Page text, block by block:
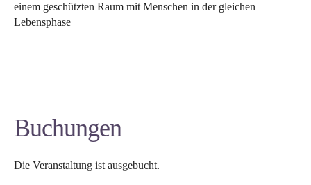
einem geschützten Raum mit Menschen in der gleichen
Lebensphase
Buchungen
Die Veranstaltung ist ausgebucht.